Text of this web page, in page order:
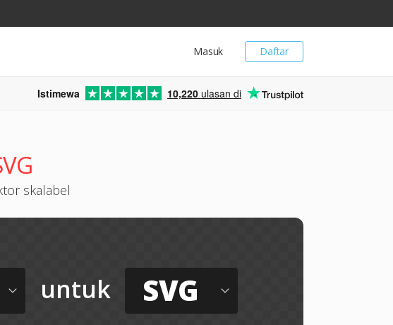
Daftar
Masuk
Istimewa 10,220 ulasan di
skalabel
untuk SVG